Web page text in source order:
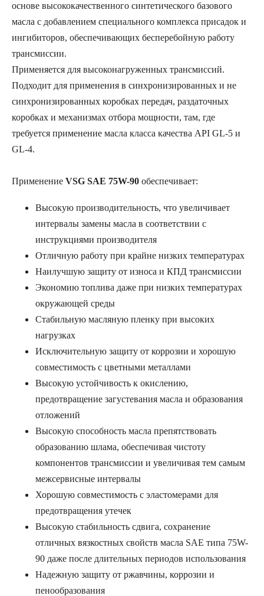
основе высококачественного синтетического базового
масла с добавлением специального комплекса присадок и
ингибиторов, обеспечивающих бесперебойную работу
трансмиссии.
Применяется для высоконагруженных трансмиссий.
Подходит для применения в синхронизированных и не
синхронизированных коробках передач, раздаточных
коробках и механизмах отбора мощности, там, где
требуется применение масла класса качества API GL-5 и
GL-4.
Применение VSG SAE 75W-90 обеспечивает:
Высокую производительность, что увеличивает
интервалы замены масла в соответствии с
инструкциями производителя
Отличную работу при крайне низких температурах
Наилучшую защиту от износа и КПД трансмиссии
Экономию топлива даже при низких температурах
окружающей среды
Стабильную масляную пленку при высоких
нагрузках
Исключительную защиту от коррозии и хорошую
совместимость с цветными металлами
Высокую устойчивость к окислению,
предотвращение загустевания масла и образования
отложений
Высокую способность масла препятствовать
образованию шлама, обеспечивая чистоту
компонентов трансмиссии и увеличивая тем самым
межсервисные интервалы
Хорошую совместимость с эластомерами для
предотвращения утечек
Высокую стабильность сдвига, сохранение
отличных вязкостных свойств масла SAE типа 75W-
90 даже после длительных периодов использования
Надежную защиту от ржавчины, коррозии и
пенообразования